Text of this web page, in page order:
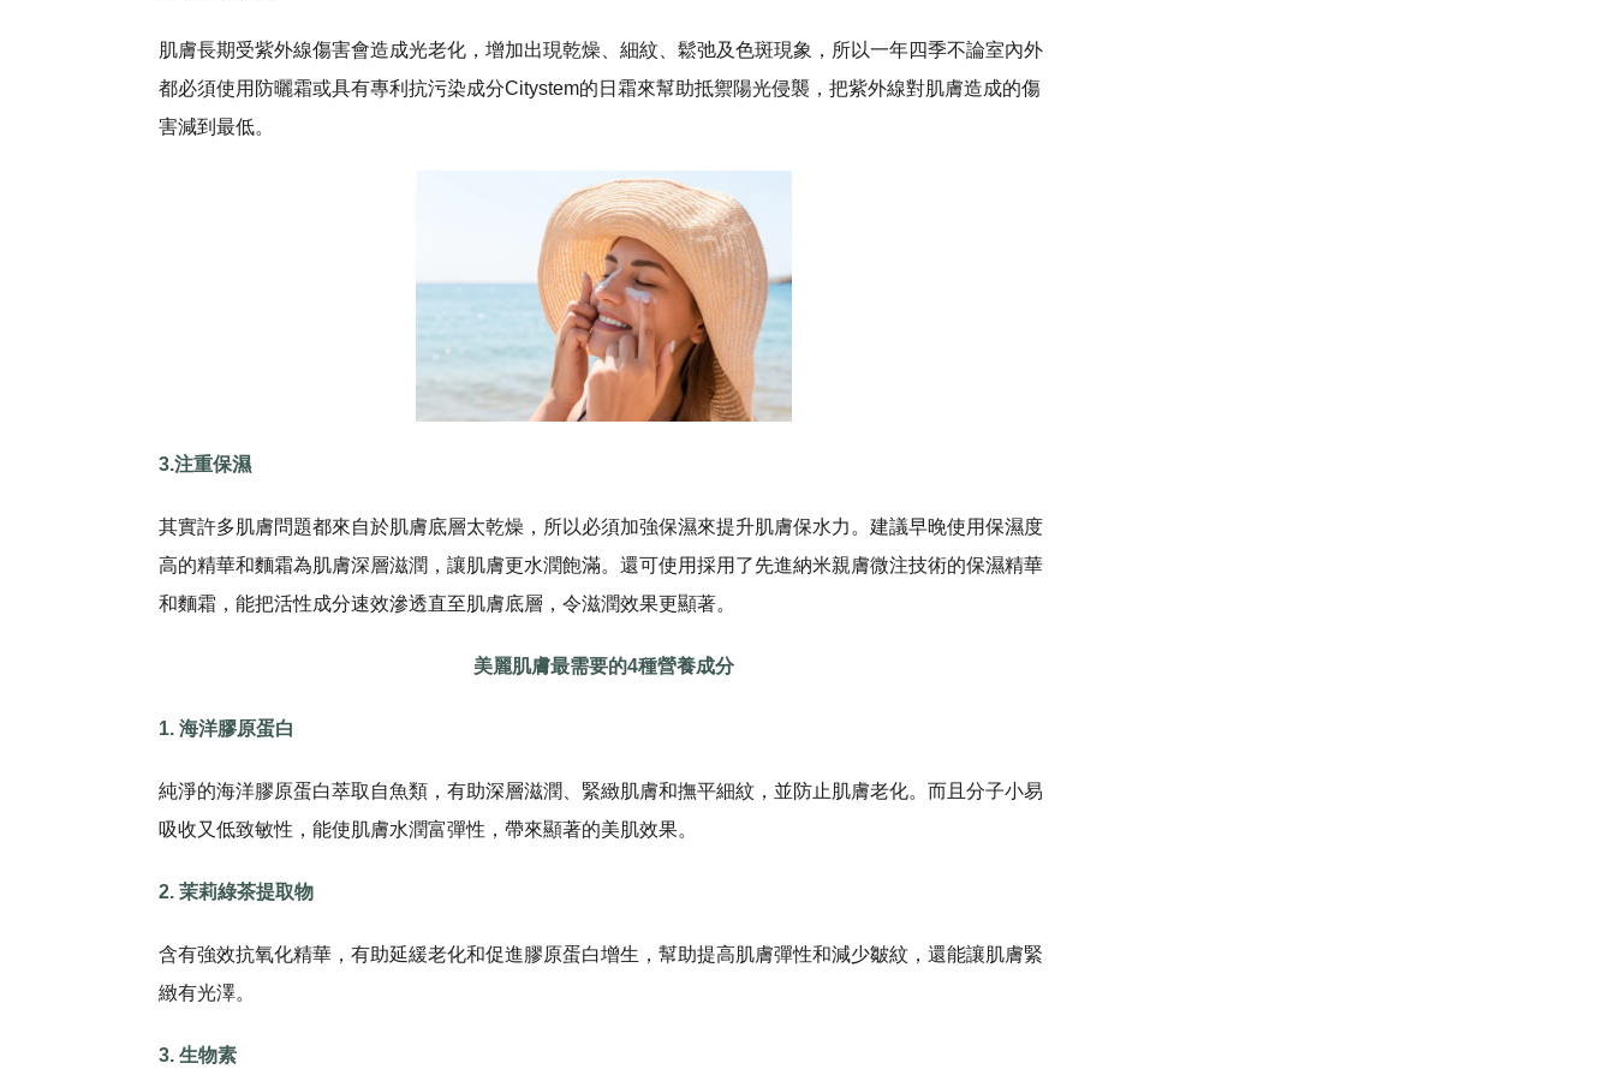
肌膚長期受紫外線傷害會造成光老化，增加出現乾燥、細紋、鬆弛及色斑現象，所以一年四季不論室內外
都必須使用防曬霜或具有專利抗污染成分Citystem的日霜來幫助抵禦陽光侵襲，把紫外線對肌膚造成的傷
害減到最低。
3.注重保濕
其實許多肌膚問題都來自於肌膚底層太乾燥，所以必須加強保濕來提升肌膚保水力。建議早晚使用保濕度
高的精華和麵霜為肌膚深層滋潤，讓肌膚更水潤飽滿。還可使用採用了先進納米親膚微注技術的保濕精華
和麵霜，能把活性成分速效滲透直至肌膚底層，令滋潤效果更顯著。
美麗肌膚最需要的4種營養成分
1. 海洋膠原蛋白
純淨的海洋膠原蛋白萃取自魚類，有助深層滋潤、緊緻肌膚和撫平細紋，並防止肌膚老化。而且分子小易
吸收又低致敏性，能使肌膚水潤富彈性，帶來顯著的美肌效果。
2. 茉莉綠茶提取物
含有強效抗氧化精華，有助延緩老化和促進膠原蛋白增生，幫助提高肌膚彈性和減少皺紋，還能讓肌膚緊
緻有光澤。
3. 生物素